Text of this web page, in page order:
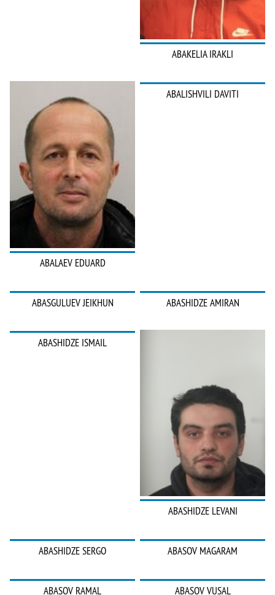
ABAKELIA IRAKLI
ABALAEV EDUARD
ABALISHVILI DAVITI
ABASGULUEV JEIKHUN ABASHIDZE AMIRAN
ABASHIDZE ISMAIL
ABASHIDZE LEVANI
ABASHIDZE SERGO ABASOV MAGARAM
ABASOV RAMAL ABASOV VUSAL